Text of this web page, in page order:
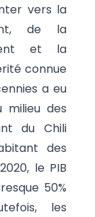
vers la
de la
et la
connue
a eu
milieu des
du Chili
des
le PIB
50%
les